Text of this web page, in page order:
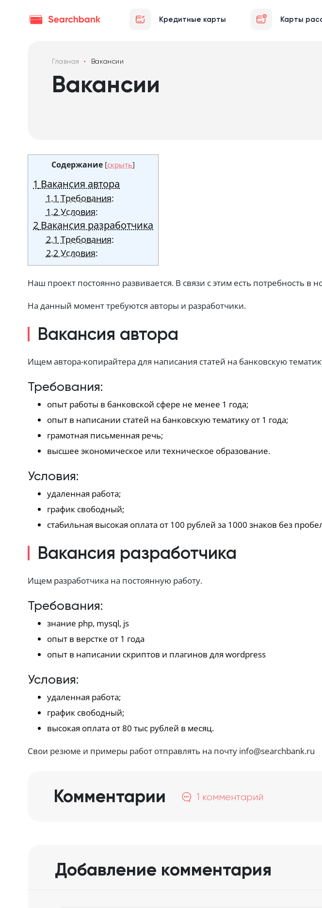
Кредитные карты Карты
Главная Вакансии
Вакансии
Содержание [скрыть]
1 Вакансия автора
1.1 Требования:
1.2Условия:
2 Вакансия разработчика
2.1 Требования:
2.2Условия:
Наш проект постоянно развивается. В связи с этим есть потребность
На данный момент требуются авторы и разработчики.
Вакансия автора
Ищем автора-копирайтера для написания статей на банковскую
Требования:
опыт работы в банковской сфере не менее 1 года;
опыт в написании статей на банковскую тематику от 1 года;
грамотная письменная речь;
высшее экономическое или техническое образование.
Условия:
удаленная работа;
график свободный;
стабильная высокая оплата от 100 рублей за 1000 знаков без
Вакансия разработчика
Ищем разработчика на постоянную работу.
Требования:
знание php, mysql, js
опыт в верстке от 1 года
опыт в написании скриптов и плагинов для wordpress
Условия:
удаленная работа;
график свободный;
высокая оплата от 80 тыс рублей в месяц.
Свои резюме и примеры работ отправлять на почту info@searchbank.ru
Комментарии 1 комментарий